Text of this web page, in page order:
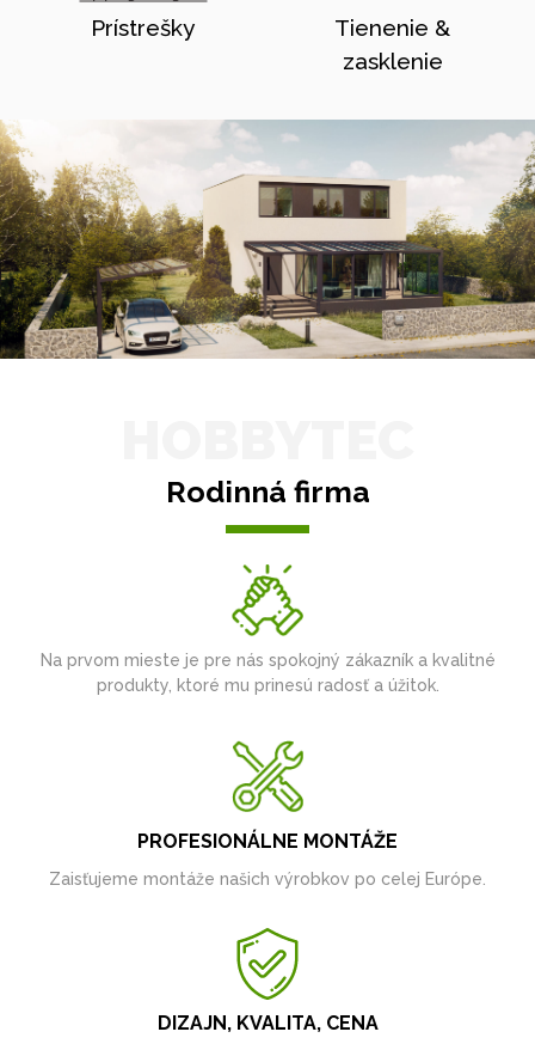
Prístrešky
Tienenie &
zasklenie
Rodinná firma
Na prvom mieste je pre nás spokojný zákazník a kvalitné
produkty, ktoré mu prinesú radosť a úžitok.
PROFESIONÁLNE MONTÁŽE
Zaisťujeme montáže našich výrobkov po celej Európe.
DIZAJN, KVALITA, CENA